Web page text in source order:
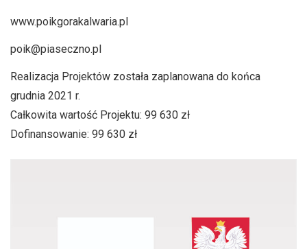
www.poikgorakalwaria.pl
poik@piaseczno.pl
Realizacja Projektów została zaplanowana do końca
grudnia 2021 r.
Całkowita wartość Projektu: 99 630 zł
Dofinansowanie: 99 630 zł